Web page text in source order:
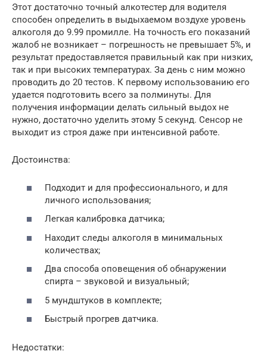
Этот достаточно точный алкотестер для водителя
способен определить в выдыхаемом воздухе уровень
алкоголя до 9.99 промилле. На точность его показаний
жалоб не возникает – погрешность не превышает 5%, и
результат предоставляется правильный как при низких,
так и при высоких температурах. За день с ним можно
проводить до 20 тестов. К первому использованию его
удается подготовить всего за полминуты. Для
получения информации делать сильный выдох не
нужно, достаточно уделить этому 5 секунд. Сенсор не
выходит из строя даже при интенсивной работе.
Достоинства:
Подходит и для профессионального, и для
личного использования;
Легкая калибровка датчика;
Находит следы алкоголя в минимальных
количествах;
Два способа оповещения об обнаружении
спирта – звуковой и визуальный;
5 мундштуков в комплекте;
Быстрый прогрев датчика.
Недостатки: